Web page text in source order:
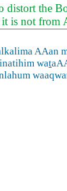
distort the
is not
AAan
wat